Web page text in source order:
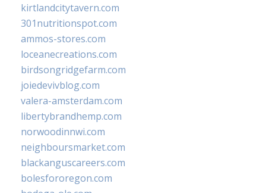
kirtlandcitytavern.com
301nutritionspot.com
ammos-stores.com
loceanecreations.com
birdsongridgefarm.com
joiedevivblog.com
valera-amsterdam.com
libertybrandhemp.com
norwoodinnwi.com
neighboursmarket.com
blackanguscareers.com
bolesfororegon.com